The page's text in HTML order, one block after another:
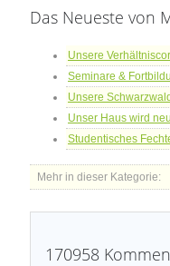
Das Neueste von
Unsere
Seminare &
Unsere
Unser Haus wird
Studentisches
Mehr in dieser Kategorie:
170958